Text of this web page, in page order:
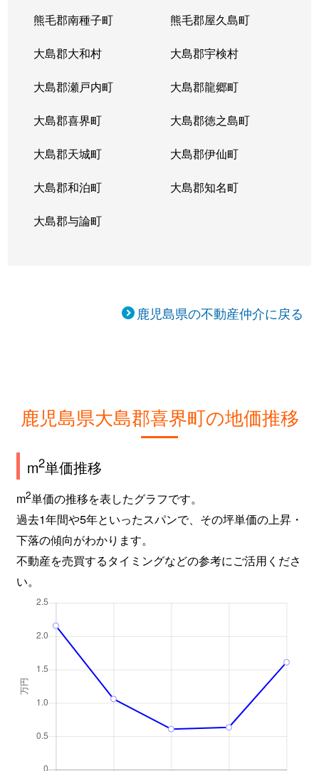
熊毛郡南種子町 熊毛郡屋久島町
大島郡大和村 大島郡宇検村
大島郡瀬戸内町 大島郡龍郷町
大島郡喜界町 大島郡徳之島町
大島郡天城町 大島郡伊仙町
大島郡和泊町 大島郡知名町
大島郡与論町
鹿児島県の不動産仲介に戻る
鹿児島県大島郡喜界町の地価推移
m2単価推移
m2単価の推移を表したグラフです。
過去1年間や5年といったスパンで、その坪単価の上昇・
下落の傾向がわかります。
不動産を売買するタイミングなどの参考にご活用くださ
い。